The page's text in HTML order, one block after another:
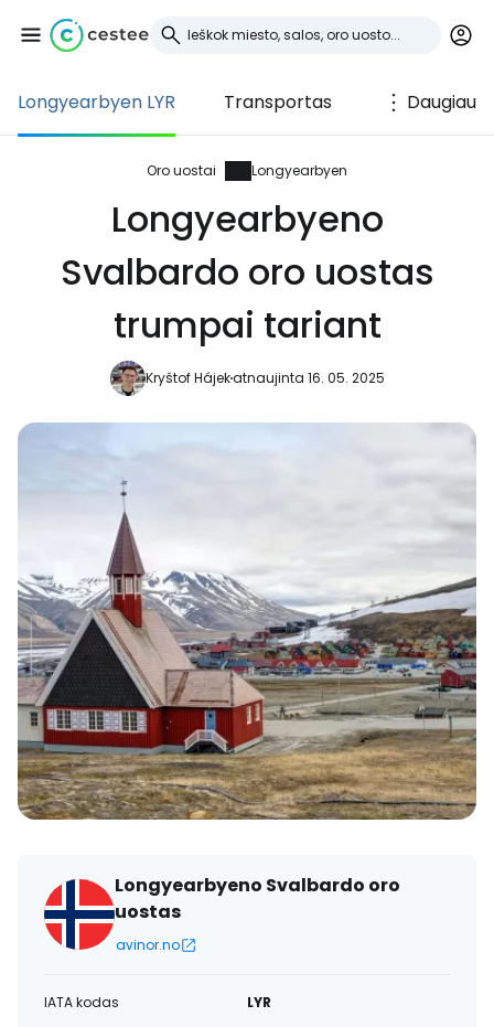
Longyearbyen LYR Transportas Daugiau
Oro uostai Longyearbyen
Longyearbyeno
Svalbardo oro uostas
trumpai tariant
Kryštof Hájekatnaujinta 16. 05. 2025
Longyearbyeno Svalbardo oro
uostas
avinor.no
IATA kodas
LYR
Prisijunkite prie
Cestee
... pasaulinė kelionių bendruomenė
Tęsti su Facebook